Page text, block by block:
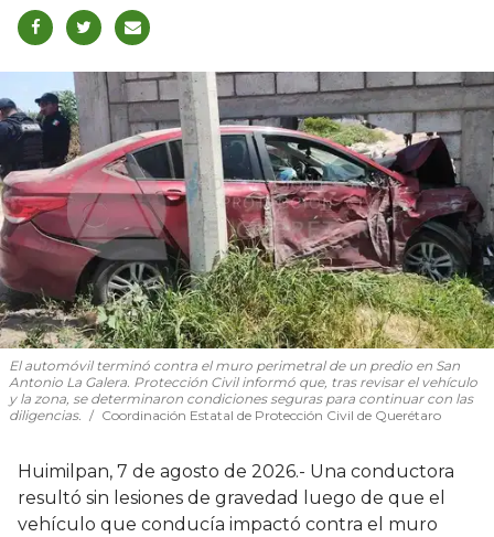
El automóvil terminó contra el muro perimetral de un predio en San
Antonio La Galera. Protección Civil informó que, tras revisar el vehículo
y la zona, se determinaron condiciones seguras para continuar con las
diligencias.
Coordinación Estatal de Protección Civil de Querétaro
Huimilpan, 7 de agosto de 2026.- Una conductora
resultó sin lesiones de gravedad luego de que el
vehículo que conducía impactó contra el muro